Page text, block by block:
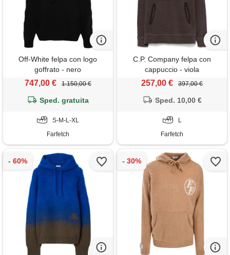
Off-White felpa con logo
goffrato - nero
747,00 € 1.150,00 €
Sped. gratuita
S-M-L-XL
Farfetch
C.P. Company felpa con
cappuccio - viola
257,00 € 397,00 €
Sped. 10,00 €
L
Farfetch